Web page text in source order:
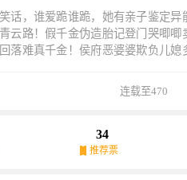
话，谁爱跪谁跪，她有亲子鉴定异
云路！假千金伪造胎记登门哭唧唧
落难真千金！侯府恶婆婆欺负儿媳
城，转头发现，战神小王爷手持长
非要退婚的是他，如今上赶着抢亲
小狼崽……各路美色等着她，暂且
【吃瓜】
连载至470
34
推荐票